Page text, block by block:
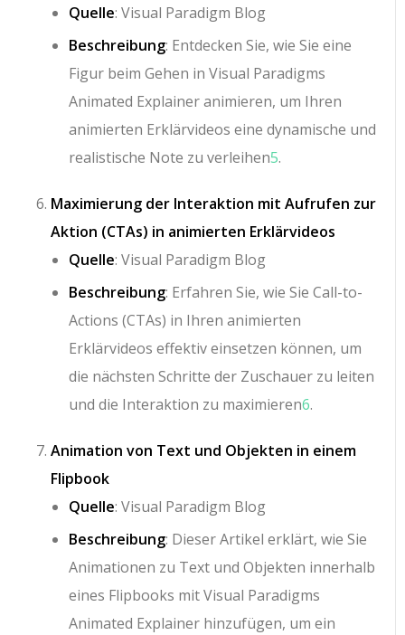
Quelle: Visual Paradigm Blog
Beschreibung: Entdecken Sie, wie Sie eine
Figur beim Gehen in Visual Paradigms
Animated Explainer animieren, um Ihren
animierten Erklärvideos eine dynamische und
realistische Note zu verleihen5.
Maximierung der Interaktion mit Aufrufen zur
Aktion (CTAs) in animierten Erklärvideos
Quelle: Visual Paradigm Blog
Beschreibung: Erfahren Sie, wie Sie Call-to-
Actions (CTAs) in Ihren animierten
Erklärvideos effektiv einsetzen können, um
die nächsten Schritte der Zuschauer zu leiten
und die Interaktion zu maximieren6.
Animation von Text und Objekten in einem
Flipbook
Quelle: Visual Paradigm Blog
Beschreibung: Dieser Artikel erklärt, wie Sie
Animationen zu Text und Objekten innerhalb
eines Flipbooks mit Visual Paradigms
Animated Explainer hinzufügen, um ein